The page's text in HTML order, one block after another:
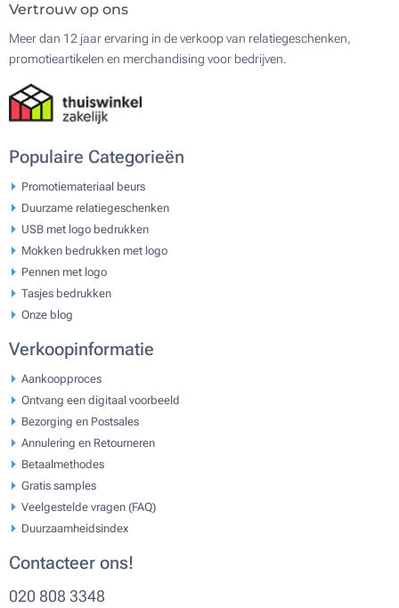
Vertrouw op ons
Meer dan 12 jaar ervaring in de verkoop van relatiegeschenken,
promotieartikelen en merchandising voor bedrijven.
Populaire Categorieën
Promotiemateriaal beurs
Duurzame relatiegeschenken
USB met logo bedrukken
Mokken bedrukken met logo
Pennen met logo
Tasjes bedrukken
Onze blog
Verkoopinformatie
Aankoopproces
Ontvang een digitaal voorbeeld
Bezorging en Postsales
Annulering en Retourneren
Betaalmethodes
Gratis samples
Veelgestelde vragen (FAQ)
Duurzaamheidsindex
Contacteer ons!
020 808 3348